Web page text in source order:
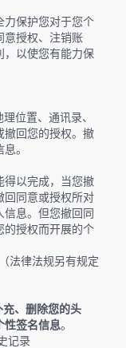
力保护您对于您个
意授权、注销账
，以使您有能力保
位置、通讯录、
撤回您的授权。撤
。
得以完成，当您撤
回同意或授权所对
息。但您撤回同
的授权而开展的个
法律法规另有规定
、删除您的头
性签名信息。
记录